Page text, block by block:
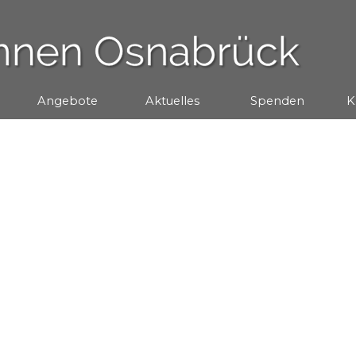
Menü überspringen
▼
Angebote ▼
Aktuelles ▼
Spenden